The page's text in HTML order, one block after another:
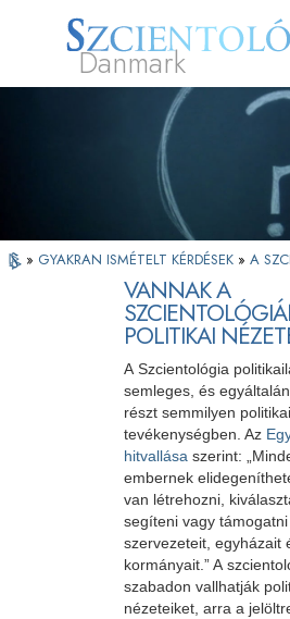
Danmark
Szcientológia?
» GYAKRAN ISMÉTELT KÉRDÉSEK » A
VANNAK A
POLITIKAI
A Szcientológia
semleges, és
részt semmilyen politikai
tevékenységben. Az
hitvallása szerint:
embernek
van létrehozni,
segíteni vagy
szervezeteit, egyházait
kormányait.” A
szabadon vallhatják
nézeteiket, arra a